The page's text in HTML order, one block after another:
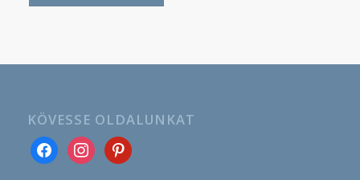
KÖVESSE OLDALUNKAT